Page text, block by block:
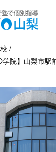
学院】山梨市